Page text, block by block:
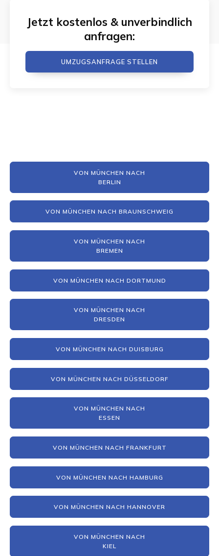
Jetzt kostenlos & unverbindlich
anfragen:
UMZUGSANFRAGE STELLEN
VON MÜNCHEN NACH
BERLIN
VON MÜNCHEN NACH BRAUNSCHWEIG
VON MÜNCHEN NACH
BREMEN
VON MÜNCHEN NACH DORTMUND
VON MÜNCHEN NACH
DRESDEN
VON MÜNCHEN NACH DUISBURG
VON MÜNCHEN NACH DÜSSELDORF
VON MÜNCHEN NACH
ESSEN
VON MÜNCHEN NACH FRANKFURT
VON MÜNCHEN NACH HAMBURG
VON MÜNCHEN NACH HANNOVER
VON MÜNCHEN NACH
KIEL